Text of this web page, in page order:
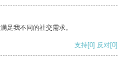
足我不同的社交需求。
支持[0] 反对[0]